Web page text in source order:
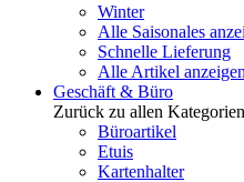
Winter
Alle Saisonales
Schnelle Lieferung
Alle Artikel anzeigen
Geschäft & Büro
Zurück zu allen Kategorien
Büroartikel
Etuis
Kartenhalter